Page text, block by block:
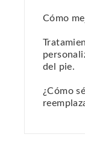
Cómo
del pie.
¿Cómo